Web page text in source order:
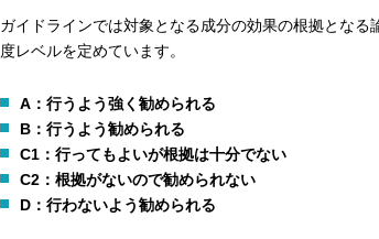
ガイドラインでは対象となる成分の効果の根拠とな
度レベルを定めています。
A：行うよう強く勧められる
B：行うよう勧められる
C1：行ってもよいが根拠は十分でない
C2：根拠がないので勧められない
D：行わないよう勧められる